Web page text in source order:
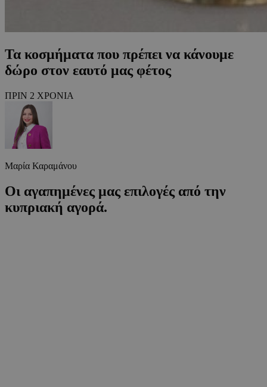
Τα κοσμήματα που πρέπει να κάνουμε
δώρο στον εαυτό μας φέτος
ΠΡΙΝ 2 ΧΡΟΝΙΑ
Μαρία Καραμάνου
Οι αγαπημένες μας επιλογές από την
κυπριακή αγορά.